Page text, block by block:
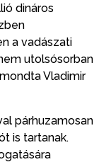
dináros
a vadászati
utolsósorban
Vladimir
párhuzamosan
is tartanak.